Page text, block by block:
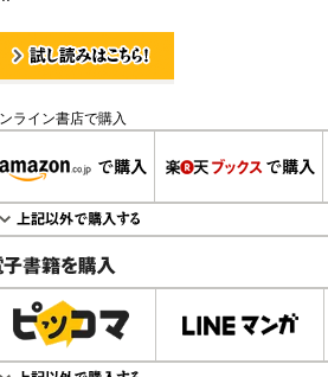
ライン書店で購入
書籍で購入